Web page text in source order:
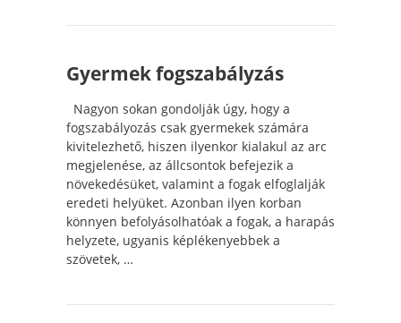
Gyermek fogszabályzás
Nagyon sokan gondolják úgy, hogy a
fogszabályozás csak gyermekek számára
kivitelezhető, hiszen ilyenkor kialakul az arc
megjelenése, az állcsontok befejezik a
növekedésüket, valamint a fogak elfoglalják
eredeti helyüket. Azonban ilyen korban
könnyen befolyásolhatóak a fogak, a harapás
helyzete, ugyanis képlékenyebbek a
szövetek, …